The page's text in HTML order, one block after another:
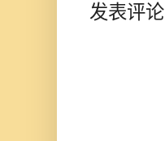
发表评论